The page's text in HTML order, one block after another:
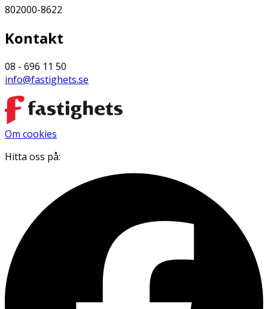
802000-8622
Kontakt
08 - 696 11 50
info@fastighets.se
Om cookies
Hitta oss på: